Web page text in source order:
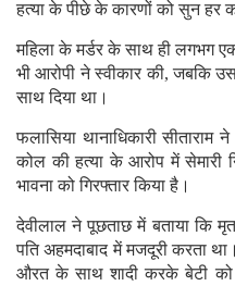
हत्या के पीछे के कारणों को सुन हर
महिला के मर्डर के साथ ही लगभग
भी आरोपी ने स्वीकार की, जबकि
साथ दिया था।
फलासिया थानाधिकारी सीताराम
कोल की हत्या के आरोप में सेमारी
भावना को गिरफ्तार किया है।
देवीलाल ने पूछताछ में बताया कि
पति अहमदाबाद में मजदूरी करता
औरत के साथ शादी करके बेटी